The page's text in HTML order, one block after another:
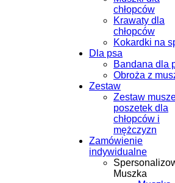
chłopców
Krawaty dla
chłopców
Kokardki na
Dla psa
Bandana dla
Obroża z
Zestaw
Zestaw
poszetek dla
chłopców i
mężczyzn
Zamówienie
indywidualne
Muszka